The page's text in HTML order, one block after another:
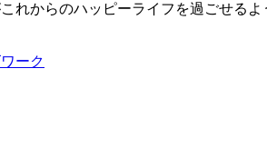
れからのハッピーライフを過ごせる
ーク